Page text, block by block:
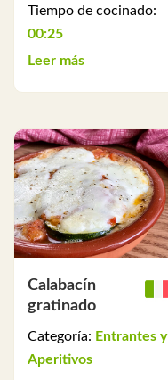
Tiempo de cocinado:
00:25
Leer más
Calabacín
gratinado
Categoría: Entrantes y
Aperitivos